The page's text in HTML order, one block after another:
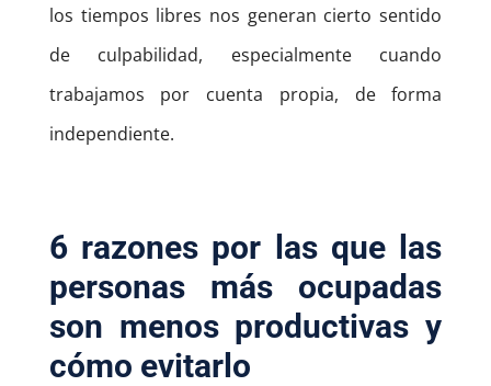
los tiempos libres nos generan cierto sentido
de culpabilidad, especialmente cuando
trabajamos por cuenta propia, de forma
independiente.
6 razones por las que las
personas más ocupadas
son menos productivas y
cómo evitarlo